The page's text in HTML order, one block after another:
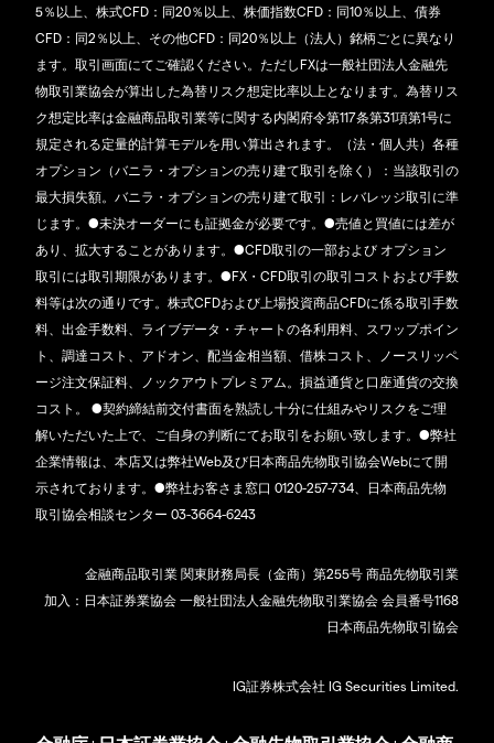
5％以上、株式CFD：同20％以上、株価指数CFD：同10％以上、債券
CFD：同2％以上、その他CFD：同20％以上（法人）銘柄ごとに異なり
ます。取引画面にてご確認ください。ただしFXは一般社団法人金融先
物取引業協会が算出した為替リスク想定比率以上となります。為替リス
ク想定比率は金融商品取引業等に関する内閣府令第117条第31項第1号に
規定される定量的計算モデルを用い算出されます。（法・個人共）各種
オプション（バニラ・オプションの売り建て取引を除く）：当該取引の
最大損失額。バニラ・オプションの売り建て取引：レバレッジ取引に準
じます。●未決オーダーにも証拠金が必要です。●売値と買値には差が
あり、拡大することがあります。●CFD取引の一部および オプション
取引には取引期限があります。●FX・CFD取引の取引コストおよび手数
料等は次の通りです。株式CFDおよび上場投資商品CFDに係る取引手数
料、出金手数料、ライブデータ・チャートの各利用料、スワップポイン
ト、調達コスト、アドオン、配当金相当額、借株コスト、ノースリッペ
ージ注文保証料、ノックアウトプレミアム。損益通貨と口座通貨の交換
コスト。 ●契約締結前交付書面を熟読し十分に仕組みやリスクをご理
解いただいた上で、ご自身の判断にてお取引をお願い致します。●弊社
企業情報は、本店又は弊社Web及び日本商品先物取引協会Webにて開
示されております。●弊社お客さま窓口 0120-257-734、日本商品先物
取引協会相談センター 03-3664-6243
金融商品取引業 関東財務局長（金商）第255号 商品先物取引業
加入：日本証券業協会 一般社団法人金融先物取引業協会 会員番号1168
日本商品先物取引協会
IG証券株式会社 IG Securities Limited.